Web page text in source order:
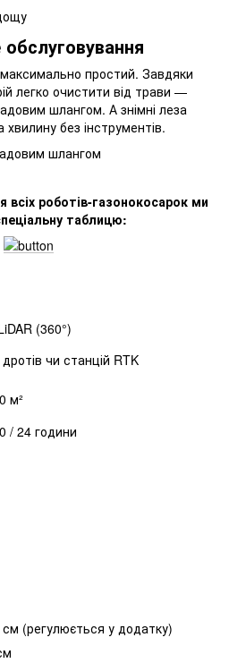
простий. Завдяки
легко очистити від трави —
шлангом. А знімні леза
без інструментів.
всіх роботів-газонокосарок ми
таблицю:
(360°)
чи станцій RTK
м²
/ 24 години
(регулюється у додатку)